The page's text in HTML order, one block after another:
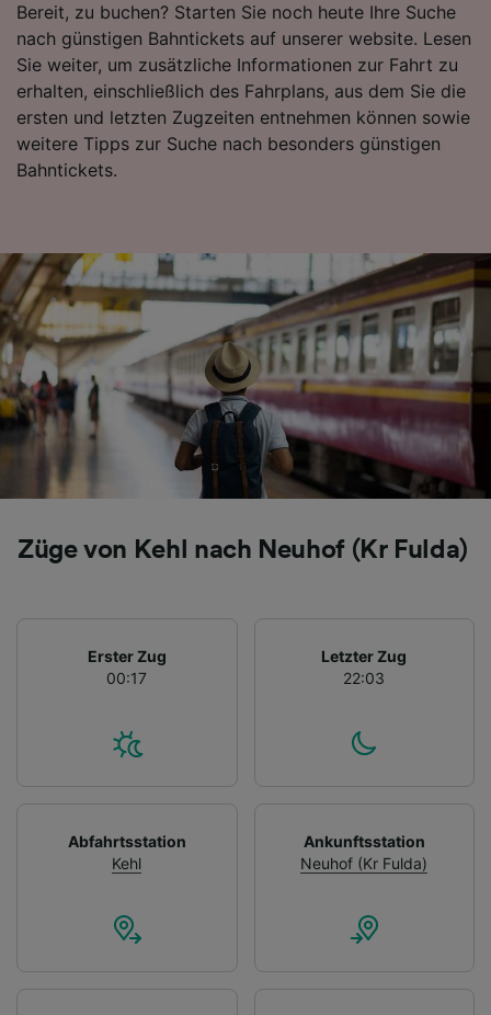
Bereit, zu buchen? Starten Sie noch heute Ihre Suche
nach günstigen Bahntickets auf unserer website. Lesen
Sie weiter, um zusätzliche Informationen zur Fahrt zu
erhalten, einschließlich des Fahrplans, aus dem Sie die
ersten und letzten Zugzeiten entnehmen können sowie
weitere Tipps zur Suche nach besonders günstigen
Bahntickets.
Züge von Kehl nach Neuhof (Kr Fulda)
Erster Zug
00:17
Letzter Zug
22:03
Abfahrtsstation
Kehl
Ankunftsstation
Neuhof (Kr Fulda)
Wir und unsere Partner verarbeiten Daten, um
Folgendes bereitzustellen:
Verwendung genauer Standortdaten.
Endgeräteeigenschaften zur Identifikation
aktiv abfragen. Speichern von oder Zugriff auf
Informationen auf einem Endgerät.
Personalisierte Werbung und Inhalte, Messung
von Werbeleistung und der Performance von
Liste der Partner (Lieferanten)